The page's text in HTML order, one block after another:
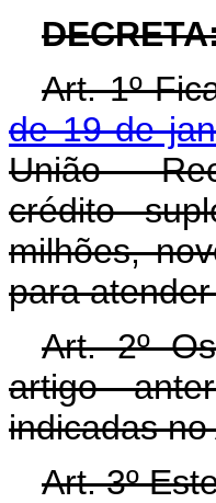
Art. 1º
de 19 de
União -
crédito
milhões,
para
Art. 2º
artigo
indicadas
Art. 3º